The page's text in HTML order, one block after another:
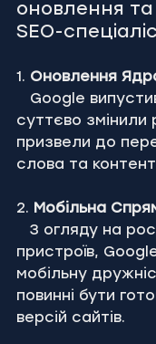
оновлення та
SEO-
1. Оновлення
суттєво змінили
призвели до
слова та
2. Мобільна
пристроїв,
мобільну
повинні бути
версій сайтів.